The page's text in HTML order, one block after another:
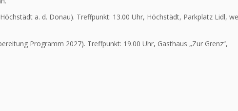
a. d. Donau). Treffpunkt: 13.00 Uhr, Höchstädt, Parkplatz Lidl,
Programm 2027). Treffpunkt: 19.00 Uhr, Gasthaus „Zur Grenz“,